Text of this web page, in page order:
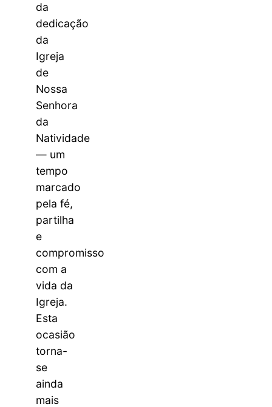
da
dedicação
da
Igreja
de
Nossa
Senhora
da
Natividade
— um
tempo
marcado
pela fé,
partilha
e
compromisso
com a
vida da
Igreja.
Esta
ocasião
torna-
se
ainda
mais